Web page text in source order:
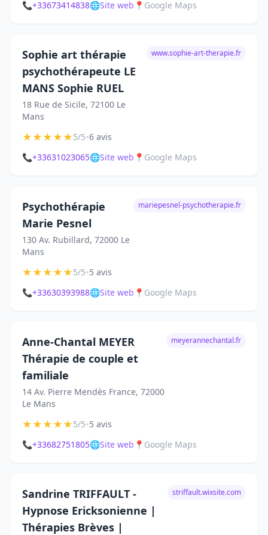
📞+33673414838🌐Site web 📍 Google Maps
Sophie art thérapie
psychothérapeute LE
MANS Sophie RUEL
18 Rue de Sicile, 72100 Le
Mans
www.sophie-art-therapie.fr
★★★★★5/5•6 avis
📞+33631023065🌐Site web 📍 Google Maps
Psychothérapie
Marie Pesnel
130 Av. Rubillard, 72000 Le
Mans
mariepesnel-psychotherapie.fr
★★★★★5/5•5 avis
📞+33630393988🌐Site web 📍 Google Maps
Anne-Chantal MEYER
Thérapie de couple et
familiale
14 Av. Pierre Mendès France, 72000
Le Mans
meyerannechantal.fr
★★★★★5/5•5 avis
📞+33682751805🌐Site web 📍 Google Maps
Sandrine TRIFFAULT -
Hypnose Ericksonienne |
Thérapies Brèves |
striffault.wixsite.com